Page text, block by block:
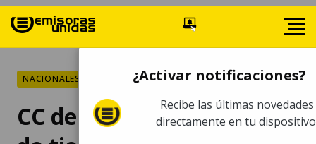
NACIONALES
CC debe resolver conflicto
¿Activar notificaciones?
Recibe las últimas novedades
directamente en tu